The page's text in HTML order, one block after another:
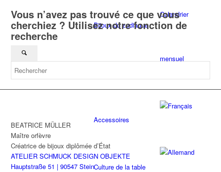
Bijoux du zodiaque
Accessoires
Culture de la table
Calendrier
mensuel
Vous n’avez pas trouvé ce que vous
cherchiez ? Utilisez notre fonction de
recherche
BEATRICE MÜLLER
Maître orfèvre
Créatrice de bijoux diplômée d’État
ATELIER SCHMUCK DESIGN OBJEKTE
Hauptstraße 51 | 90547 Stein